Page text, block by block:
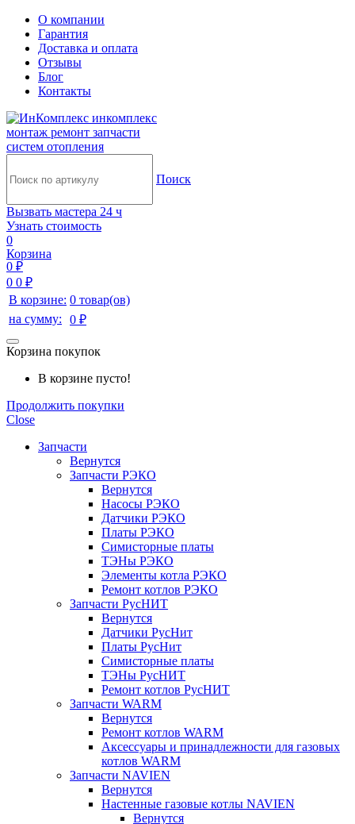
О компании
Гарантия
Доставка и оплата
Отзывы
Блог
Контакты
инкомплекс
монтаж ремонт запчасти
систем отопления
Поиск
Вызвать мастера 24 ч
Узнать стоимость
0
Корзина
0 ₽
0 0 ₽
В корзине: 0 товар(ов)
на сумму:
0 ₽
Корзина покупок
В корзине пусто!
Продолжить покупки
Close
Запчасти
Вернутся
Запчасти РЭКО
Вернутся
Насосы РЭКО
Датчики РЭКО
Платы РЭКО
Симисторные платы
ТЭНы РЭКО
Элементы котла РЭКО
Ремонт котлов РЭКО
Запчасти РусНИТ
Вернутся
Датчики РусНит
Платы РусНит
Симисторные платы
ТЭНы РусНИТ
Ремонт котлов РусНИТ
Запчасти WARM
Вернутся
Ремонт котлов WARM
Аксессуары и принадлежности для газовых
котлов WARM
Запчасти NAVIEN
Вернутся
Настенные газовые котлы NAVIEN
Вернутся